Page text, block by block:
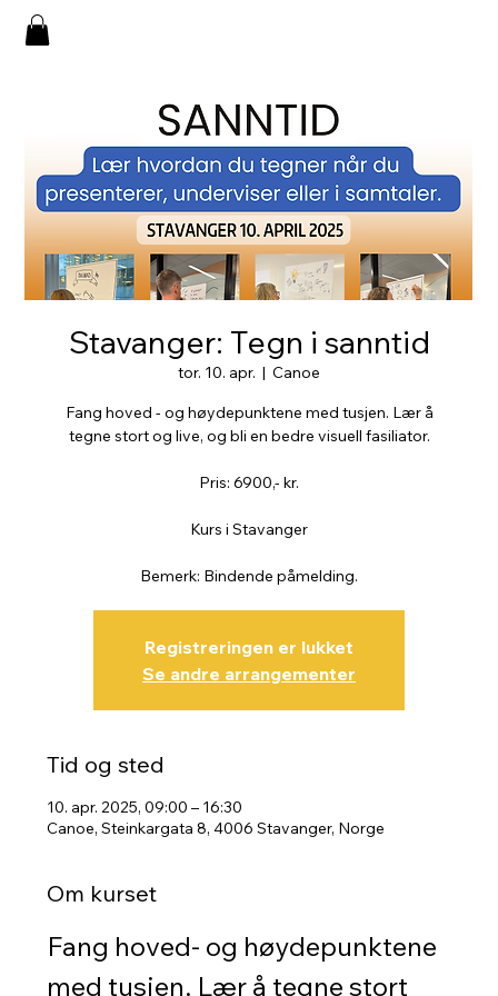
Stavanger: Tegn i sanntid
tor. 10. apr.
  |
Canoe
Fang hoved - og høydepunktene med tusjen. Lær å
tegne stort og live, og bli en bedre visuell fasiliator.
Pris: 6900,- kr.
Kurs i Stavanger
Bemerk: Bindende påmelding.
Registreringen er lukket
Se andre arrangementer
Tid og sted
10. apr. 2025, 09:00 – 16:30
Canoe, Steinkargata 8, 4006 Stavanger, Norge
Om kurset
Fang hoved- og høydepunktene
med tusjen. Lær å tegne stort